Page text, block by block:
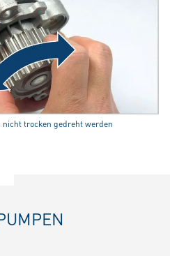
trocken gedreht werden